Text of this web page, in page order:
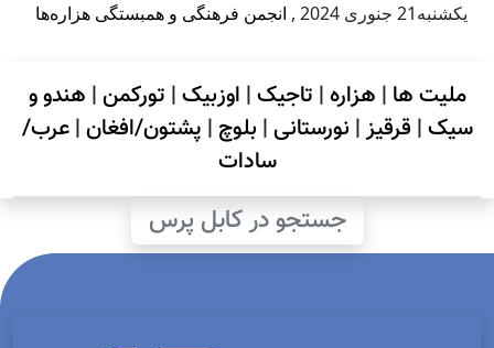
يكشنبه21 جنوری 2024 , انجمن فرهنگی و همبستگی هزاره‌ها
ملیت ها | هزاره| تاجیک| اوزبیک| تورکمن| هندو و
سیک| قرقیز| نورستانی| بلوچ | پشتون/افغان|عرب/
سادات
جستجو در کابل پرس